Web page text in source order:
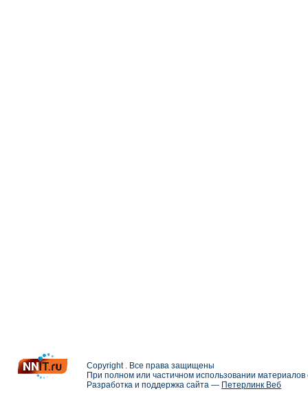
Copyright . Все права защищены
При полном или частичном использовании
Разработка и поддержка сайта — Петерлинк Веб